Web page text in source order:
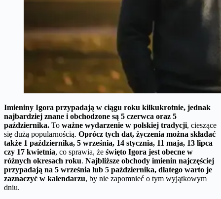
Imieniny Igora przypadają w ciągu roku kilkukrotnie, jednak
najbardziej znane i obchodzone są 5 czerwca oraz 5
października. To ważne wydarzenie w polskiej tradycji, cieszące
się dużą popularnością. Oprócz tych dat, życzenia można składać
także 1 października, 5 września, 14 stycznia, 11 maja, 13 lipca
czy 17 kwietnia, co sprawia, że święto Igora jest obecne w
różnych okresach roku. Najbliższe obchody imienin najczęściej
przypadają na 5 września lub 5 października, dlatego warto je
zaznaczyć w kalendarzu, by nie zapomnieć o tym wyjątkowym
dniu.